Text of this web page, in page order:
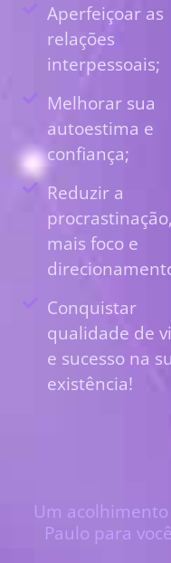
Aperfeiçoar as
relações
interpessoais;
Melhorar sua
autoestima e
confiança;
Reduzir a
mais foco e
Conquistar
qualidade de
e sucesso na
existência!
Um
Paulo para